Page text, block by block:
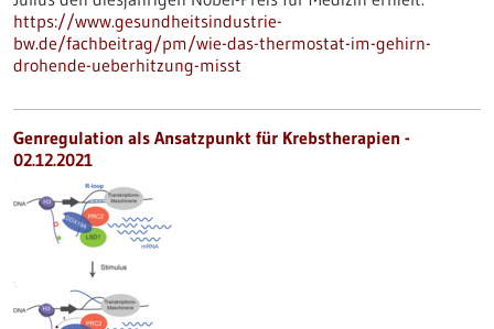
https://www.gesundheitsindustrie-
bw.de/fachbeitrag/pm/wie-das-thermostat-im-gehirn-
drohende-ueberhitzung-misst
Genregulation als Ansatzpunkt für Krebstherapien -
02.12.2021